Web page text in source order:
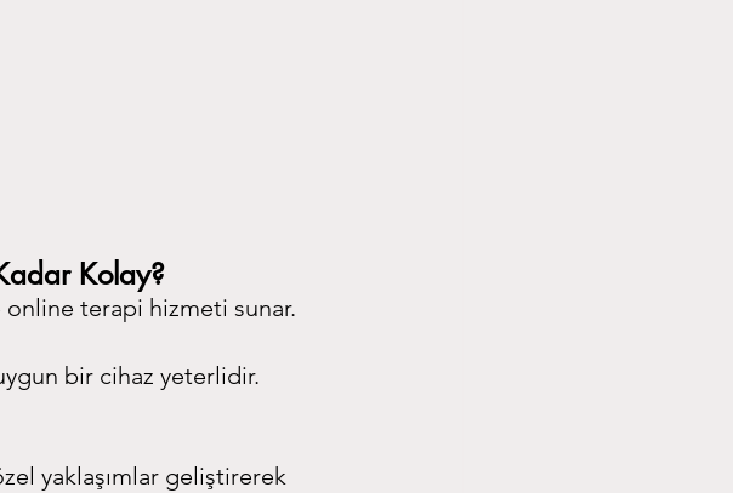
Kolay?
terapi hizmeti sunar.
bir cihaz yeterlidir.
yaklaşımlar geliştirerek